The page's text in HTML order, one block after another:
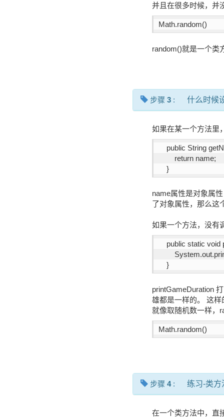
并且在很多时候，并
Math.random()
random()就是一个类
步骤 3 : 什么时候
如果在某一个方法里
public String
    	return name;
    }
name属性是对象属
了对象属性，那么这
如果一个方法，没有
public static
    }
printGameDuration
雄都是一样的。 这样
就像取随机数一样，
Math.random()
步骤 4: 练习-类
在一个类方法中，直